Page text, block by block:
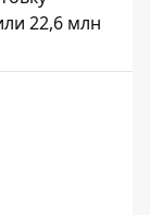
22,6 млн